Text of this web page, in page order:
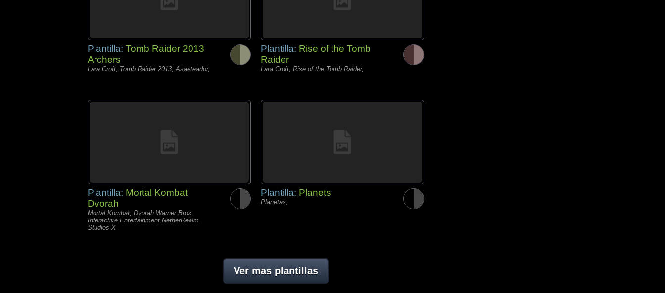
Plantilla: Tomb Raider 2013
Archers
Lara Croft, Tomb Raider 2013, Asaeteador,
Plantilla: Rise of the Tomb
Raider
Lara Croft, Rise of the Tomb Raider,
Plantilla: Mortal Kombat
Dvorah
Mortal Kombat, Dvorah Warner Bros
Interactive Entertainment NetherRealm
Studios X
Plantilla: Planets
Planetas,
Ver mas plantillas